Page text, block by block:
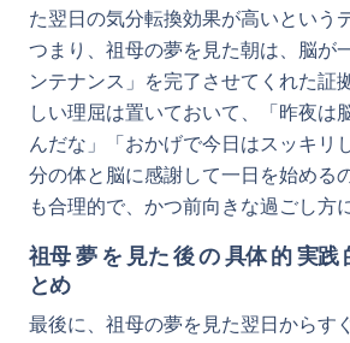
た翌日の気分転換効果が高いという
つまり、祖母の夢を見た朝は、脳が
ンテナンス」を完了させてくれた証
しい理屈は置いておいて、「昨夜は
んだな」「おかげで今日はスッキリ
分の体と脳に感謝して一日を始める
も合理的で、かつ前向きな過ごし方
祖母 夢 を 見た 後 の 具体 的 実践
とめ
最後に、祖母の夢を見た翌日からす